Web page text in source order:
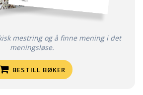
mestring og å finne mening i det
meningsløse.
BESTILL BØKER